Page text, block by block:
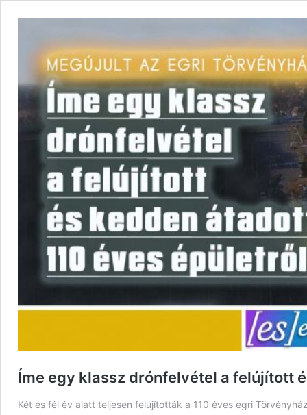
Íme egy klassz drónfelvétel a felújított
Két és fél év alatt teljesen felújították a 110 éves egri